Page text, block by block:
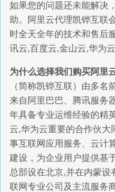
如果您的问题还未能解决
助。阿里云代理凯铧互联
时全天全年的技术和售后
讯云,百度云,金山云,华为
为什么选择我们购买阿里
（简称凯铧互联）由多名
来自阿里巴巴、腾讯服务
年具备专业运维经验的精
云,华为云重要的合作伙大
事互联网应用服务、云计
建设，为企业用户提供基
总部设在北京,并在内蒙设
联网专业公司及主流服务